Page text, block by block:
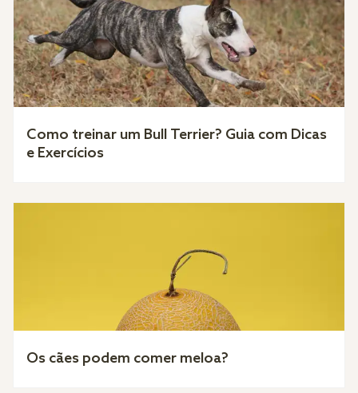
Como treinar um Bull Terrier? Guia com Dicas
e Exercícios
Os cães podem comer meloa?